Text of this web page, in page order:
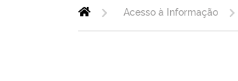
Acesso à Informação